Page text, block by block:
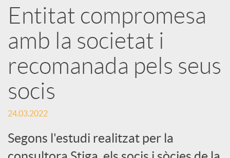
i
c
a
d
Entitat compromesa
amb la societat i
recomanada pels seus
socis
24.03.2022
Segons l'estudi realitzat per la